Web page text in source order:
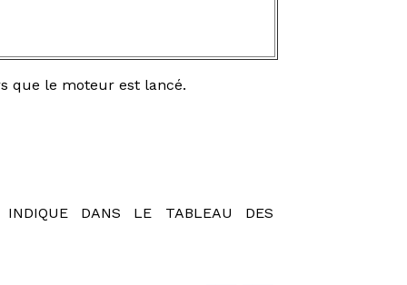
que le moteur est lancé.
INDIQUE DANS LE TABLEAU DES